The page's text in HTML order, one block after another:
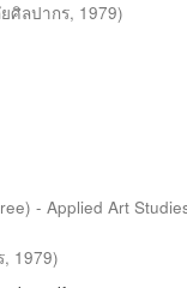
ศิลปากร, 1979)
- Applied Art
, 1979)